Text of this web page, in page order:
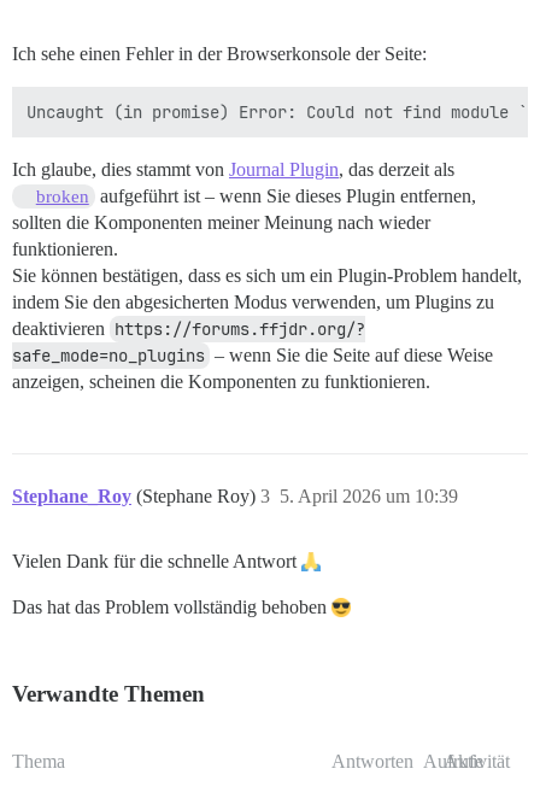
Ich sehe einen Fehler in der Browserkonsole der Seite:
Ich glaube, dies stammt von Journal Plugin, das derzeit als
broken
aufgeführt ist – wenn Sie dieses Plugin entfernen,
sollten die Komponenten meiner Meinung nach wieder
funktionieren.
Sie können bestätigen, dass es sich um ein Plugin-Problem handelt,
indem Sie den abgesicherten Modus verwenden, um Plugins zu
deaktivieren https://forums.ffjdr.org/?
safe_mode=no_plugins – wenn Sie die Seite auf diese Weise
anzeigen, scheinen die Komponenten zu funktionieren.
Stephane_Roy (Stephane Roy) 5. April 2026 um 10:39
3
Vielen Dank für die schnelle Antwort
Das hat das Problem vollständig behoben
Verwandte Themen
Thema Antworten Aufrufe
Aktivität